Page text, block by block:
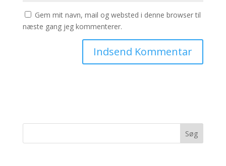
Gem mit navn, mail og websted i denne browser til
næste gang jeg kommenterer.